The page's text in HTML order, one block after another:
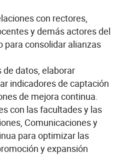
con rectores,
y demás actores del
para consolidar alianzas
de datos, elaborar
indicadores de captación
de mejora continua.
con las facultades y las
Comunicaciones y
para optimizar las
y expansión